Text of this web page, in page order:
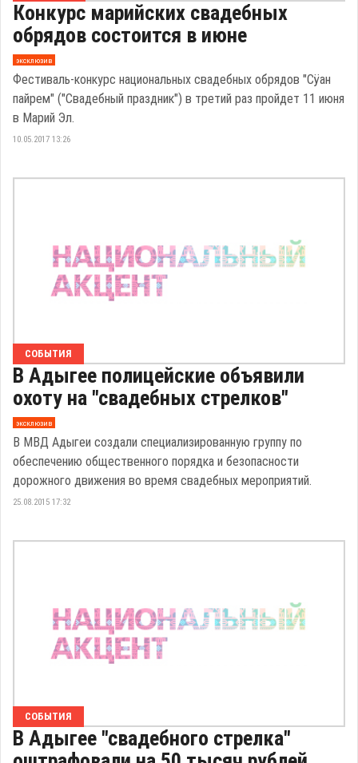
Конкурс марийских свадебных
обрядов состоится в июне
эксклюзив
Фестиваль-конкурс национальных свадебных обрядов "Сӱан
пайрем" ("Свадебный праздник") в третий раз пройдет 11 июня
в Марий Эл.
10.05.2017 13:26
СОБЫТИЯ
В Адыгее полицейские объявили
охоту на "свадебных стрелков"
эксклюзив
В МВД Адыгеи создали специализированную группу по
обеспечению общественного порядка и безопасности
дорожного движения во время свадебных мероприятий.
25.08.2015 17:32
СОБЫТИЯ
В Адыгее "свадебного стрелка"